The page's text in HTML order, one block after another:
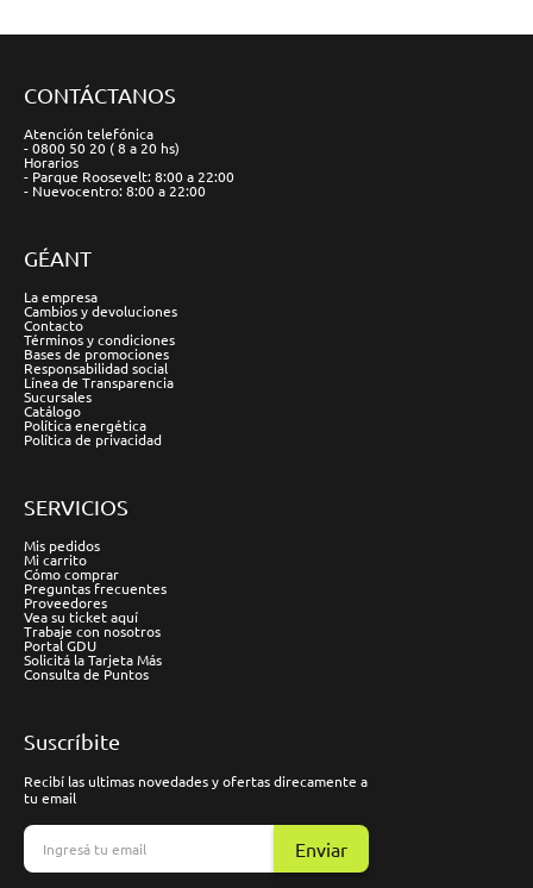
CONTÁCTANOS
Atención telefónica
- 0800 50 20 ( 8 a 20 hs)
Horarios
- Parque Roosevelt: 8:00 a 22:00
- Nuevocentro: 8:00 a 22:00
GÉANT
La empresa
Cambios y devoluciones
Contacto
Términos y condiciones
Bases de promociones
Responsabilidad social
Línea de Transparencia
Sucursales
Catálogo
Política energética
Política de privacidad
SERVICIOS
Mis pedidos
Mi carrito
Cómo comprar
Preguntas frecuentes
Proveedores
Vea su ticket aquí
Trabaje con nosotros
Portal GDU
Solicitá la Tarjeta Más
Consulta de Puntos
Suscríbite
Recibí las ultimas novedades y ofertas direcamente a
tu email
Enviar